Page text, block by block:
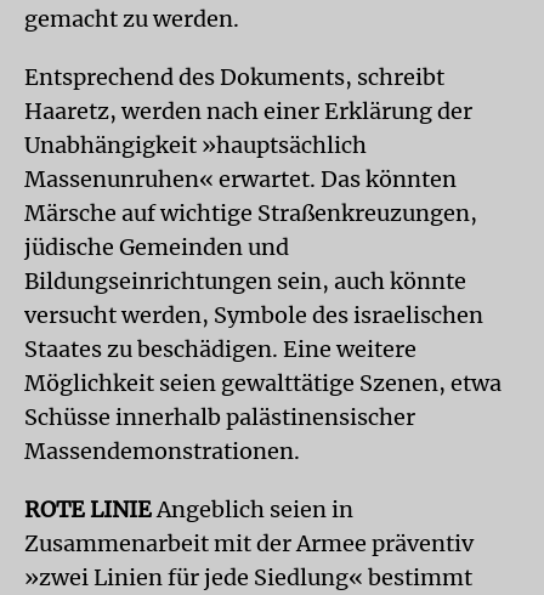
gemacht zu werden.
Entsprechend des Dokuments, schreibt
Haaretz, werden nach einer Erklärung der
Unabhängigkeit »hauptsächlich
Massenunruhen« erwartet. Das könnten
Märsche auf wichtige Straßenkreuzungen,
jüdische Gemeinden und
Bildungseinrichtungen sein, auch könnte
versucht werden, Symbole des israelischen
Staates zu beschädigen. Eine weitere
Möglichkeit seien gewalttätige Szenen, etwa
Schüsse innerhalb palästinensischer
Massendemonstrationen.
ROTE LINIEAngeblich seien in
Zusammenarbeit mit der Armee präventiv
»zwei Linien für jede Siedlung« bestimmt